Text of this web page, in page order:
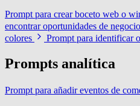
Prompt para crear boceto web o
encontrar oportunidades de negocio
colores
Prompt para identificar
Prompts analítica
Prompt para añadir eventos de